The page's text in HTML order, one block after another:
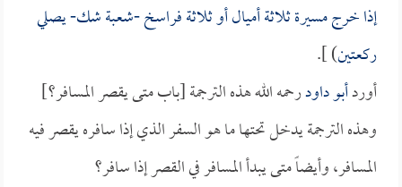
إذا خرج مسيرة ثلاثة أميال أو ثلاثة فراسخ -شعبةشك- يصلي
ركعتين) ].
أوردأبو داودرحمه الله هذه الترجمة [باب متى يقصر المسافر؟]
وهذه الترجمة يدخل تحتها ما هو السفر الذي إذا سافره يقصر فيه
المسافر، وأيضاً متى يبدأ المسافر في القصر إذا سافر؟